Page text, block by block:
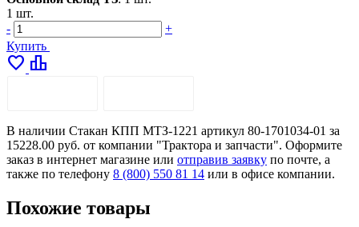
1 шт.
-
+
Купить
favorite leaderboard
В наличии Стакан КПП МТЗ-1221 артикул 80-1701034-01 за
15228.00 руб. от компании "Трактора и запчасти". Оформите
заказ в интернет магазине или отправив заявку по почте, а
также по телефону 8 (800) 550 81 14 или в офисе компании.
Похожие товары